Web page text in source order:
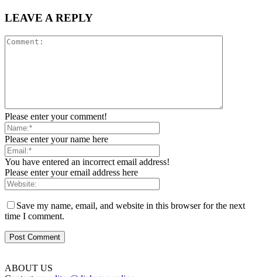
LEAVE A REPLY
Please enter your comment!
Please enter your name here
You have entered an incorrect email address!
Please enter your email address here
Save my name, email, and website in this browser for the next
time I comment.
ABOUT US